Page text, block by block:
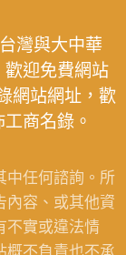
灣與大中華
迎免費網站
網站網址，歡
商名錄。
中任何諮詢。所
內容、或其他資
不實或違法情